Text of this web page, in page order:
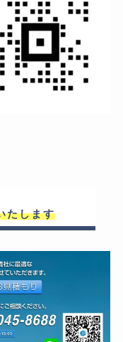
たします